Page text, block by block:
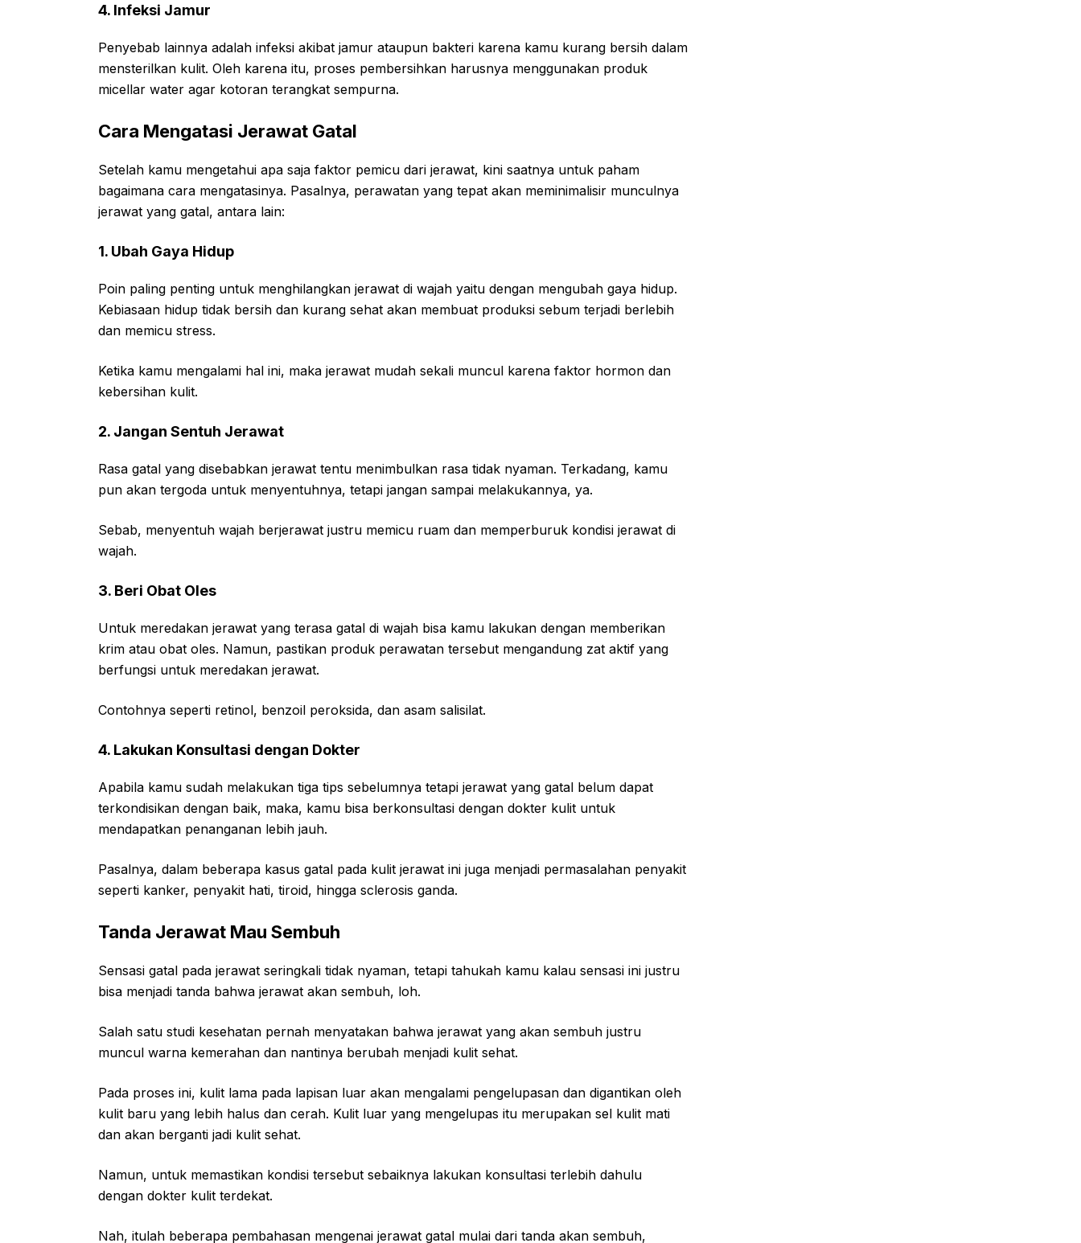
4. Infeksi Jamur
Penyebab lainnya adalah infeksi akibat jamur ataupun bakteri karena kamu kurang bersih dalam
mensterilkan kulit. Oleh karena itu, proses pembersihkan harusnya menggunakan produk
micellar water agar kotoran terangkat sempurna.
Cara Mengatasi Jerawat Gatal
Setelah kamu mengetahui apa saja faktor pemicu dari jerawat, kini saatnya untuk paham
bagaimana cara mengatasinya. Pasalnya, perawatan yang tepat akan meminimalisir munculnya
jerawat yang gatal, antara lain:
1. Ubah Gaya Hidup
Poin paling penting untuk menghilangkan jerawat di wajah yaitu dengan mengubah gaya hidup.
Kebiasaan hidup tidak bersih dan kurang sehat akan membuat produksi sebum terjadi berlebih
dan memicu stress.
Ketika kamu mengalami hal ini, maka jerawat mudah sekali muncul karena faktor hormon dan
kebersihan kulit.
2. Jangan Sentuh Jerawat
Rasa gatal yang disebabkan jerawat tentu menimbulkan rasa tidak nyaman. Terkadang, kamu
pun akan tergoda untuk menyentuhnya, tetapi jangan sampai melakukannya, ya.
Sebab, menyentuh wajah berjerawat justru memicu ruam dan memperburuk kondisi jerawat di
wajah.
3. Beri Obat Oles
Untuk meredakan jerawat yang terasa gatal di wajah bisa kamu lakukan dengan memberikan
krim atau obat oles. Namun, pastikan produk perawatan tersebut mengandung zat aktif yang
berfungsi untuk meredakan jerawat.
Contohnya seperti retinol, benzoil peroksida, dan asam salisilat.
4. Lakukan Konsultasi dengan Dokter
Apabila kamu sudah melakukan tiga tips sebelumnya tetapi jerawat yang gatal belum dapat
terkondisikan dengan baik, maka, kamu bisa berkonsultasi dengan dokter kulit untuk
mendapatkan penanganan lebih jauh.
Pasalnya, dalam beberapa kasus gatal pada kulit jerawat ini juga menjadi permasalahan penyakit
seperti kanker, penyakit hati, tiroid, hingga sclerosis ganda.
Tanda Jerawat Mau Sembuh
Sensasi gatal pada jerawat seringkali tidak nyaman, tetapi tahukah kamu kalau sensasi ini justru
bisa menjadi tanda bahwa jerawat akan sembuh, loh.
Salah satu studi kesehatan pernah menyatakan bahwa jerawat yang akan sembuh justru
muncul warna kemerahan dan nantinya berubah menjadi kulit sehat.
Pada proses ini, kulit lama pada lapisan luar akan mengalami pengelupasan dan digantikan oleh
kulit baru yang lebih halus dan cerah. Kulit luar yang mengelupas itu merupakan sel kulit mati
dan akan berganti jadi kulit sehat.
Namun, untuk memastikan kondisi tersebut sebaiknya lakukan konsultasi terlebih dahulu
dengan dokter kulit terdekat.
Nah, itulah beberapa pembahasan mengenai jerawat gatal mulai dari tanda akan sembuh,